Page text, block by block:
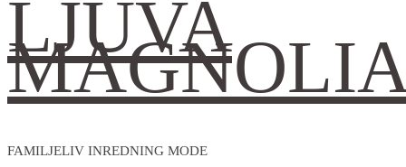
LJUVA
FAMILJELIV INREDNING MODE